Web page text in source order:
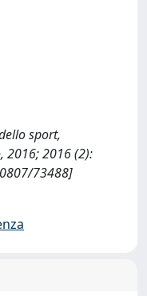
sport,
2016; 2016 (2):
73488]